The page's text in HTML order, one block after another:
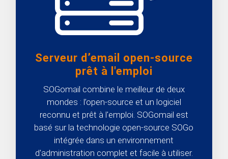
Serveur d’email open-source
prêt à l'emploi
SOGomail combine le meilleur de deux
mondes : l’open-source et un logiciel
reconnu et prêt à l'emploi. SOGomail est
basé sur la technologie open-source SOGo
intégrée dans un environnement
d'administration complet et facile à utiliser.